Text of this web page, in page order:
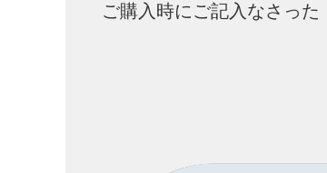
ご購入時にご記入なさった